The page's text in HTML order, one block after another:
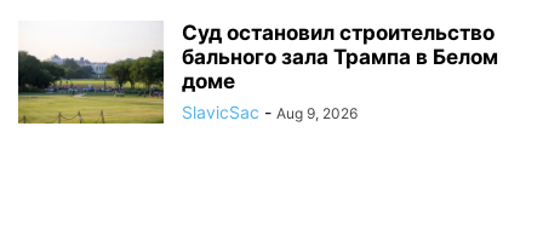
Суд остановил строительство
бального зала Трампа в Белом
доме
SlavicSac - Aug 9, 2026